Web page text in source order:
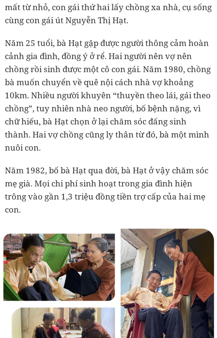
mất từ nhỏ, con gái thứ hai lấy chồng xa nhà, cụ sống
cùng con gái út Nguyễn Thị Hạt.
Năm 25 tuổi, bà Hạt gặp được người thông cảm hoàn
cảnh gia đình, đồng ý ở rể. Hai người nên vợ nên
chồng rồi sinh được một cô con gái. Năm 1980, chồng
bà muốn chuyển về quê nội cách nhà vợ khoảng
10km. Nhiều người khuyên “thuyền theo lái, gái theo
chồng”, tuy nhiên nhà neo người, bố bệnh nặng, vì
chữ hiếu, bà Hạt chọn ở lại chăm sóc đấng sinh
thành. Hai vợ chồng cũng ly thân từ đó, bà một mình
nuôi con.
Năm 1982, bố bà Hạt qua đời, bà Hạt ở vậy chăm sóc
mẹ già. Mọi chi phí sinh hoạt trong gia đình hiện
trông vào gần 1,3 triệu đồng tiền trợ cấp của hai mẹ
con.